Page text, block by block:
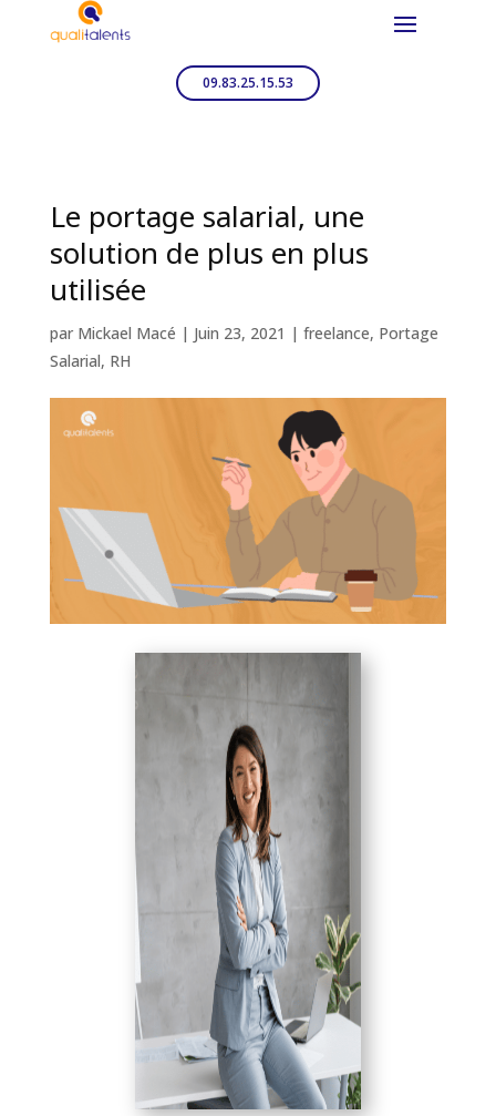
09.83.25.15.53
Le portage salarial, une
solution de plus en plus
utilisée
par Mickael Macé | Juin 23, 2021 | freelance, Portage
Salarial, RH